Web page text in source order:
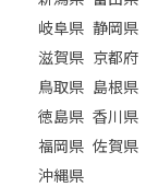
岐阜県 静岡県
滋賀県 京都府
鳥取県 島根県
徳島県 香川県
福岡県 佐賀県
沖縄県